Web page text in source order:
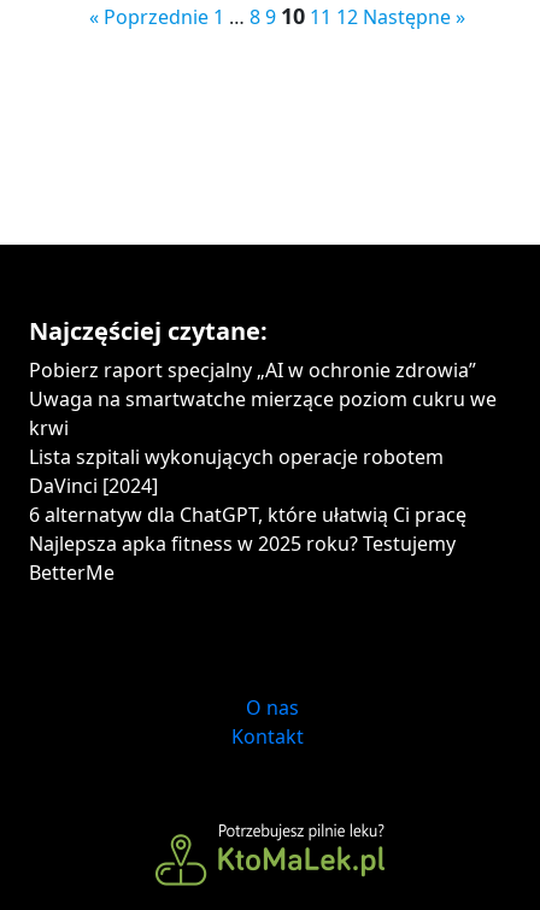
« Poprzednie 1 … 89 10 11 12 Następne »
Najczęściej czytane:
Pobierz raport specjalny „AI w ochronie zdrowia”
Uwaga na smartwatche mierzące poziom cukru we
krwi
Lista szpitali wykonujących operacje robotem
DaVinci [2024]
6 alternatyw dla ChatGPT, które ułatwią Ci pracę
Najlepsza apka fitness w 2025 roku? Testujemy
BetterMe
O nas
Kontakt